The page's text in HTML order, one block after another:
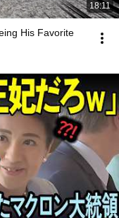
18:11
His Favorite